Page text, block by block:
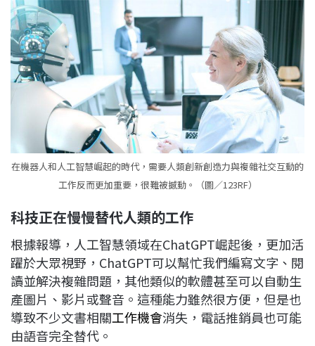
在機器人和人工智慧崛起的時代，需要人類創新創造力與複雜社交互動的
工作反而更加重要，很難被撼動。（圖／123RF）
科技正在慢慢替代人類的工作
根據報導，人工智慧領域在ChatGPT崛起後，更加活
躍於大眾視野，ChatGPT可以幫忙我們編寫文字、閱
讀並解決複雜問題，其他類似的軟體甚至可以自動生
產圖片、影片或聲音。這種能力雖然很方便，但是也
導致不少文書相關工作機會消失，電話推銷員也可能
由語音完全替代。